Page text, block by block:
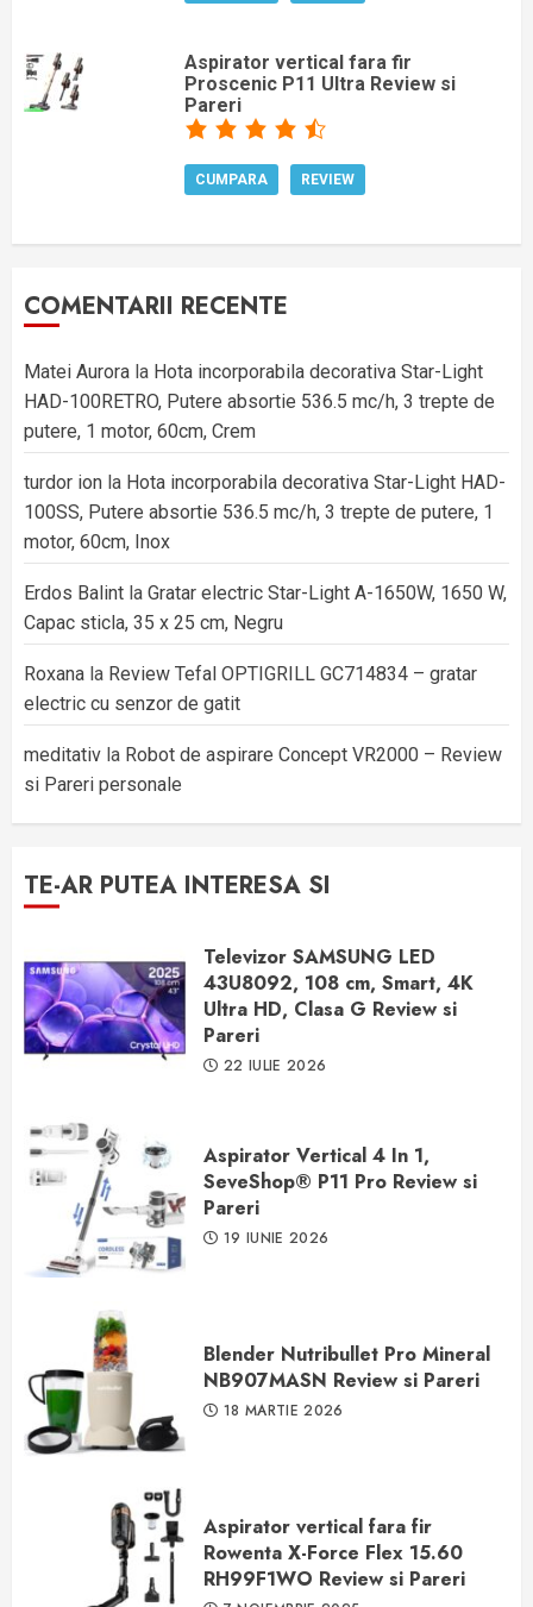
Aspirator vertical fara fir
Proscenic P11 Ultra Review si
Pareri
CUMPARA REVIEW
COMENTARII RECENTE
Matei Aurora la Hota incorporabila decorativa Star-Light
HAD-100RETRO, Putere absortie 536.5 mc/h, 3 trepte de
putere, 1 motor, 60cm, Crem
turdor ion la Hota incorporabila decorativa Star-Light HAD-
100SS, Putere absortie 536.5 mc/h, 3 trepte de putere, 1
motor, 60cm, Inox
Erdos Balint la Gratar electric Star-Light A-1650W, 1650 W,
Capac sticla, 35 x 25 cm, Negru
Roxana la Review Tefal OPTIGRILL GC714834 – gratar
electric cu senzor de gatit
meditativ la Robot de aspirare Concept VR2000 – Review
si Pareri personale
TE-AR PUTEA INTERESA SI
Televizor SAMSUNG LED
43U8092, 108 cm, Smart, 4K
Ultra HD, Clasa G Review si
Pareri
22 IULIE 2026
Aspirator Vertical 4 In 1,
SeveShop® P11 Pro Review si
Pareri
19 IUNIE 2026
Blender Nutribullet Pro Mineral
NB907MASN Review si Pareri
18 MARTIE 2026
Aspirator vertical fara fir
Rowenta X-Force Flex 15.60
RH99F1WO Review si Pareri